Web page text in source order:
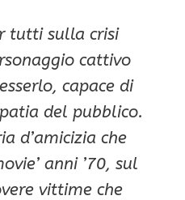
tutti sulla crisi
cattivo
capace di
del pubblico.
d’amicizia che
anni ’70, sul
vittime che